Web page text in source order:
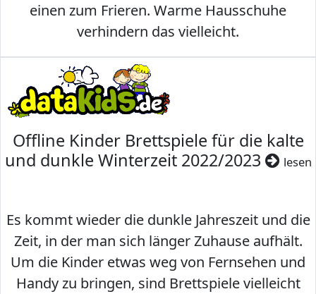
einen zum Frieren. Warme Hausschuhe
verhindern das vielleicht.
Offline Kinder Brettspiele für die kalte
und dunkle Winterzeit 2022/2023
lesen
Es kommt wieder die dunkle Jahreszeit und die
Zeit, in der man sich länger Zuhause aufhält.
Um die Kinder etwas weg von Fernsehen und
Handy zu bringen, sind Brettspiele vielleicht